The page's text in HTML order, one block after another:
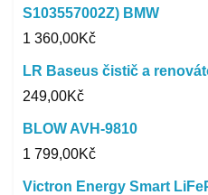
S103557002Z) BMW
1 360,00Kč
LR Baseus čistič a
249,00Kč
BLOW AVH-9810
1 799,00Kč
Victron Energy Smart